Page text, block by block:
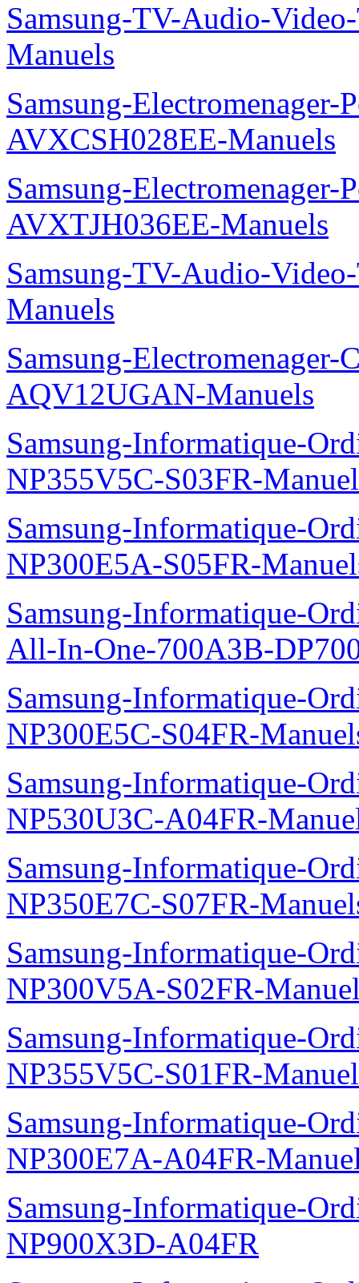
Samsung-TV-Audio-
Manuels
Samsung-
AVXCSH028EE-Manuels
Samsung-
AVXTJH036EE-Manuels
Samsung-TV-Audio-
Manuels
Samsung-Electromenager-
AQV12UGAN-Manuels
Samsung-Informatique-
NP355V5C-S03FR-
Samsung-Informatique-
NP300E5A-S05FR-
Samsung-Informatique-
All-In-One-700A3B-
Samsung-Informatique-
NP300E5C-S04FR-
Samsung-Informatique-
NP530U3C-A04FR-
Samsung-Informatique-
NP350E7C-S07FR-
Samsung-Informatique-
NP300V5A-S02FR-
Samsung-Informatique-
NP355V5C-S01FR-
Samsung-Informatique-
NP300E7A-A04FR-
Samsung-Informatique-
NP900X3D-A04FR